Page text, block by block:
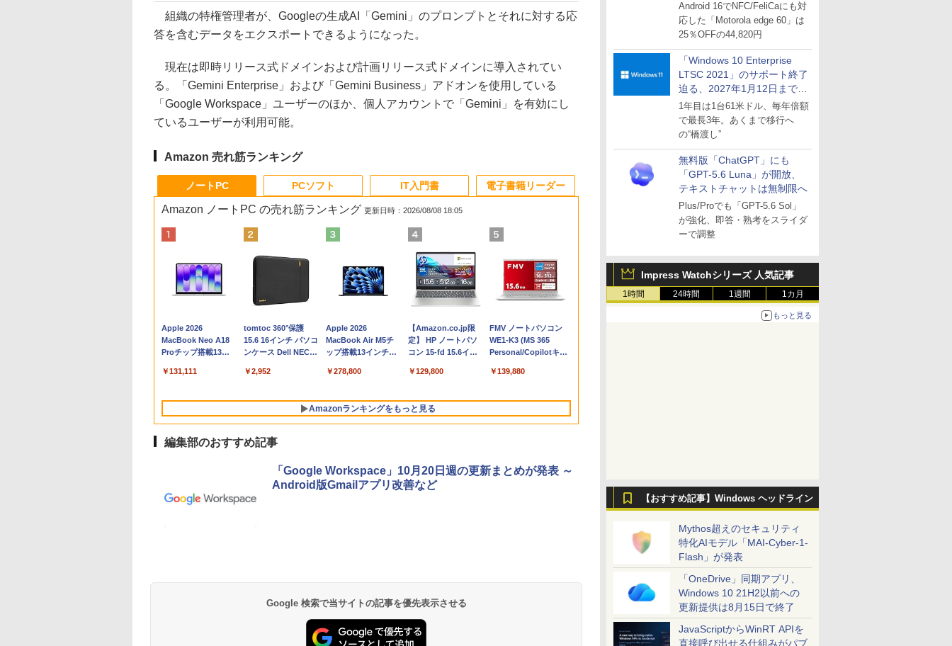
Android 16でNFC/FeliCaにも対
応した「Motorola edge 60」は
25％OFFの44,820円
「Windows 10 Enterprise
LTSC 2021」のサポート終了
迫る、2027年1月12日まで
～ESUは9月1日から販売
1年目は1台61米ドル、毎年倍額
で最長3年。あくまで移行へ
の“橋渡し”
無料版「ChatGPT」にも
「GPT-5.6 Luna」が開放、
テキストチャットは無制限へ
Plus/Proでも「GPT-5.6 Sol」
が強化、即答・熟考をスライダ
ーで調整
Impress Watchシリーズ 人気記事
1時間 24時間 1週間 1カ月
もっと見る
【おすすめ記事】Windows ヘッドライン
Mythos超えのセキュリティ
特化AIモデル「MAI-Cyber-1-
Flash」が発表
「OneDrive」同期アプリ、
Windows 10 21H2以前への
更新提供は8月15日で終了
JavaScriptからWinRT APIを
直接呼び出せる仕組みがパブ
組織の特権管理者が、Googleの生成AI「Gemini」のプロンプトとそれに対する応
答を含むデータをエクスポートできるようになった。
現在は即時リリース式ドメインおよび計画リリース式ドメインに導入されてい
る。「Gemini Enterprise」および「Gemini Business」アドオンを使用している
「Google Workspace」ユーザーのほか、個人アカウントで「Gemini」を有効にし
ているユーザーが利用可能。
Amazon 売れ筋ランキング
ノートPC
Amazon ノートPC の売れ筋ランキング 更新日時：2026/08/08 18:05
Apple 2026
MacBook Neo A18
Proチップ搭載13イ
AIとApple
設計、Liquid Retina
ユニファイドメモ
リ、512GB SSDスト
レージ、1080p
￥131,111
tomtoc 360°保護
15.6 16インチ パソコ
ンケース Dell NEC
dynabook Lenovo
￥2,952
Apple 2026
MacBook Air M5チ
ップ搭載13インチノ
Apple Intelligence、
Retinaディスプレ
イ、16GBユニファイ
ドメモリ、1TB SSD
ド、Touch ID - ミッ
ドナイト
￥278,800
【Amazon.co.jp限
定】 HP ノートパソ
コン 15-fd 15.6イン
512GB SSD インテ
￥129,800
FMV ノートパソコン
WE1-K3 (MS 365
Personal/Copilotキー
型/Core i5/16GB/SSD
FMVWK3E15W_AZ
￥139,880
Amazonランキングをもっと見る
PCソフト
ンゲームコード】 ロ
￥1,600
版|Windows11、
￥39,582
インゲームコード】
ラインコード版
￥3,200
IT入門書
ズ (はぴーイラスト
マニュアル AI副業に
もKindle出版にも！
非エンジニアのため
￥99
￥1,292
電子書籍リーダー
続バッテリー、6イン
書籍リーダー、マッ
チャ、16GB、広告な
￥16,980
るさ自動調整、色調
持続バッテリー、広
告なし、メタリック
￥27,980
レイ、色調調節ライ
ッテリー、広告無
し、ブラック (2025
￥31,980
編集部のおすすめ記事
「Google Workspace」10月20日週の更新まとめが発表 ～
Android版Gmailアプリ改善など
Google 検索で当サイトの記事を優先表示させる